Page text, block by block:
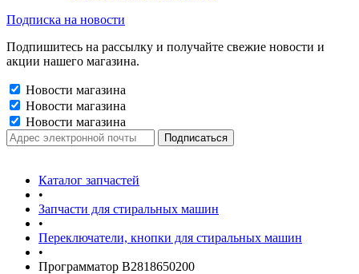
Подписка на новости
Подпишитесь на рассылку и получайте свежие новости и
акции нашего магазина.
Новости магазина
Новости магазина
Новости магазина
Каталог запчастей
•
Запчасти для стиральных машин
•
Переключатели, кнопки для стиральных машин
•
Программатор B2818650200